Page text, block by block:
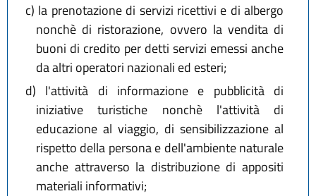
c) la prenotazione di servizi ricettivi e di albergo
nonchè di ristorazione, ovvero la vendita di
buoni di credito per detti servizi emessi anche
da altri operatori nazionali ed esteri;
d) l'attività di informazione e pubblicità di
iniziative turistiche nonchè l'attività di
educazione al viaggio, di sensibilizzazione al
rispetto della persona e dell'ambiente naturale
anche attraverso la distribuzione di appositi
materiali informativi;